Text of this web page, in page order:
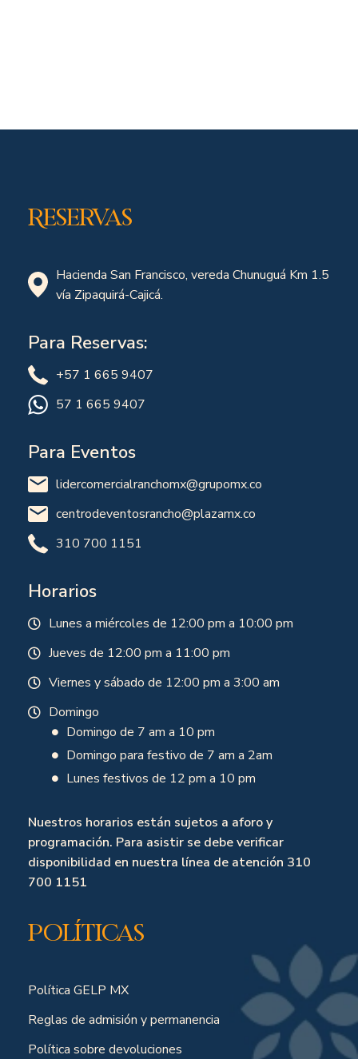
Reservas
Hacienda San Francisco, vereda Chunuguá Km 1.5
vía Zipaquirá-Cajicá.
Para Reservas:
+57 1 665 9407
57 1 665 9407
Para Eventos
lidercomercialranchomx@grupomx.co
centrodeventosrancho@plazamx.co
310 700 1151
Horarios
Lunes a miércoles de 12:00 pm a 10:00 pm
Jueves de 12:00 pm a 11:00 pm
Viernes y sábado de 12:00 pm a 3:00 am
Domingo
Domingo de 7 am a 10 pm
Domingo para festivo de 7 am a 2am
Lunes festivos de 12 pm a 10 pm
Nuestros horarios están sujetos a aforo y
programación. Para asistir se debe verificar
disponibilidad en nuestra línea de atención 310
700 1151
Políticas
Política GELP MX
Reglas de admisión y permanencia
Política sobre devoluciones